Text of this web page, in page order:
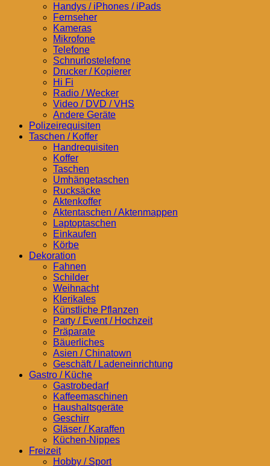
Handys / iPhones / iPads
Fernseher
Kameras
Mikrofone
Telefone
Schnurlostelefone
Drucker / Kopierer
Hi Fi
Radio / Wecker
Video / DVD / VHS
Andere Geräte
Polizeirequisiten
Taschen / Koffer
Handrequisiten
Koffer
Taschen
Umhängetaschen
Rucksäcke
Aktenkoffer
Aktentaschen / Aktenmappen
Laptoptaschen
Einkaufen
Körbe
Dekoration
Fahnen
Schilder
Weihnacht
Klerikales
Künstliche Pflanzen
Party / Event / Hochzeit
Präparate
Bäuerliches
Asien / Chinatown
Geschäft / Ladeneinrichtung
Gastro / Küche
Gastrobedarf
Kaffeemaschinen
Haushaltsgeräte
Geschirr
Gläser / Karaffen
Küchen-Nippes
Freizeit
Hobby / Sport